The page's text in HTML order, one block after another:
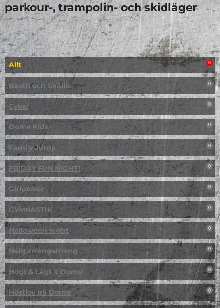
parkour-, trampolin- och skidläger
Allt 0
Bästis och Snällis 0
Cykel 0
Dome Kids 0
Family Jump 0
FRIDAY FUN NIGHT! 0
Girlpower 0
GYMNASTIK 0
Halloween night 0
Helg arrangemang 0
Högt & Lågt X Dome 0
Höstlov på Dome 0